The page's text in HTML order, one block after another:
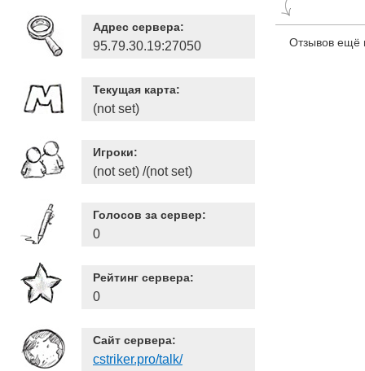
Адрес сервера:
95.79.30.19:27050
Текущая карта:
(not set)
Игроки:
(not set) /(not set)
Голосов за сервер:
0
Рейтинг сервера:
0
Сайт сервера:
cstriker.pro/talk/
Отзывов ещё